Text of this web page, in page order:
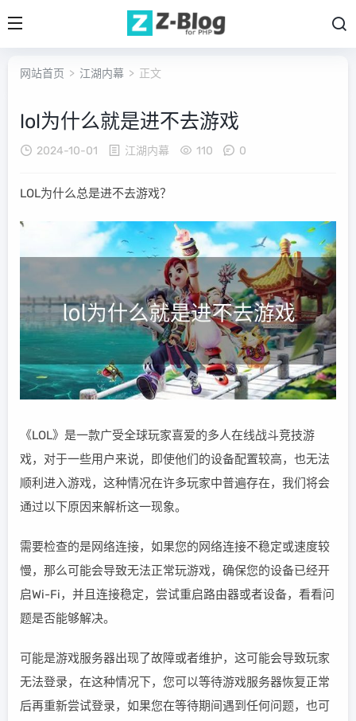
网站首页 > 江湖内幕 > 正文
lol为什么就是进不去游戏
2024-10-01 江湖内幕 110 0
LOL为什么总是进不去游戏？
《LOL》是一款广受全球玩家喜爱的多人在线战斗竞技游
戏，对于一些用户来说，即使他们的设备配置较高，也无法
顺利进入游戏，这种情况在许多玩家中普遍存在，我们将会
通过以下原因来解析这一现象。
需要检查的是网络连接，如果您的网络连接不稳定或速度较
慢，那么可能会导致无法正常玩游戏，确保您的设备已经开
启Wi-Fi，并且连接稳定，尝试重启路由器或者设备，看看问
题是否能够解决。
可能是游戏服务器出现了故障或者维护，这可能会导致玩家
无法登录，在这种情况下，您可以等待游戏服务器恢复正常
后再重新尝试登录，如果您在等待期间遇到任何问题，也可